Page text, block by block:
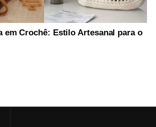
em Crochê: Estilo Artesanal para o